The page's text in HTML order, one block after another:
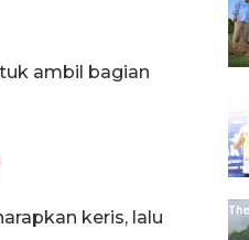
ambil bagian
keris, lalu